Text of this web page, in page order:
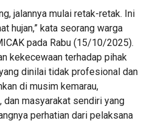
jalannya mulai retak-retak. Ini
hujan,” kata seorang warga
pada Rabu (15/10/2025).
kekecewaan terhadap pihak
dinilai tidak profesional dan
di musim kemarau,
masyarakat sendiri yang
perhatian dari pelaksana